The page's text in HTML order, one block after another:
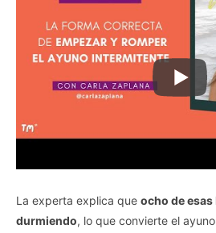
La experta explica que ocho de
durmiendo, lo que convierte el